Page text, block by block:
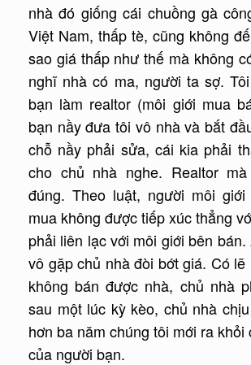
nhà đó giống cái chuồng gà
Việt Nam, thấp tè, cũng không
sao giá thấp như thế mà không
nghĩ nhà có ma, người ta sợ.
bạn làm realtor (môi giới mua
bạn nầy đưa tôi vô nhà và bắt
chỗ nầy phải sửa, cái kia phải
cho chủ nhà nghe. Realtor
đúng. Theo luật, người môi giới
mua không được tiếp xúc thẳng
phải liên lạc với môi giới bên
vô gặp chủ nhà đòi bớt giá. Có
không bán được nhà, chủ nhà
sau một lúc kỳ kèo, chủ nhà
hơn ba năm chúng tôi mới ra khỏi
của người bạn.